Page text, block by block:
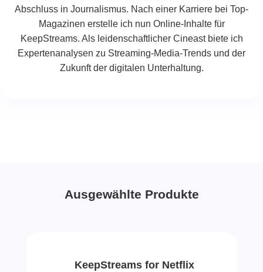
Abschluss in Journalismus. Nach einer Karriere bei Top-
Magazinen erstelle ich nun Online-Inhalte für
KeepStreams. Als leidenschaftlicher Cineast biete ich
Expertenanalysen zu Streaming-Media-Trends und der
Zukunft der digitalen Unterhaltung.
Ausgewählte Produkte
KeepStreams for Netflix